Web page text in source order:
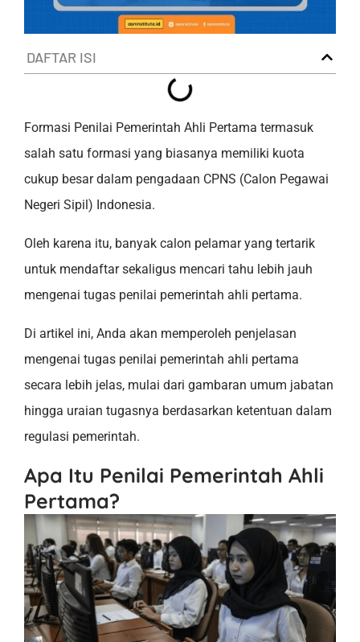
DAFTAR ISI
Formasi Penilai Pemerintah Ahli Pertama termasuk
salah satu formasi yang biasanya memiliki kuota
cukup besar dalam pengadaan CPNS (Calon Pegawai
Negeri Sipil) Indonesia.
Oleh karena itu, banyak calon pelamar yang tertarik
untuk mendaftar sekaligus mencari tahu lebih jauh
mengenai tugas penilai pemerintah ahli pertama.
Di artikel ini, Anda akan memperoleh penjelasan
mengenai tugas penilai pemerintah ahli pertama
secara lebih jelas, mulai dari gambaran umum jabatan
hingga uraian tugasnya berdasarkan ketentuan dalam
regulasi pemerintah.
Apa Itu Penilai Pemerintah Ahli
Pertama?